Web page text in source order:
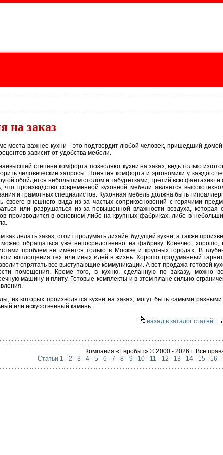
на заказ
места важнее кухни - это подтвердит любой человек, пришедший
зависит от удобства мебели.
степени комфорта позволяют кухни на заказ, ведь только
человеческие запросы. Понятия комфорта и эргономики у каждого
обойдется небольшим столом и табуретками, третий всю фантазию
что производство современной кухонной мебели является
и грамотных специалистов. Кухонная мебель должна быть
своего внешнего вида из-за частых соприкосновений с горячими
или разрушаться из-за повышенной влажности воздуха, которая
производится в основном либо на крупных фабриках, либо в
как делать заказ, стоит продумать дизайн будущей кухни, а также
обращаться уже непосредственно на фабрику. Конечно,
проблем не имеется только в Москве и крупных городах. В
воплощения тех или иных идей в жизнь. Хорошо продуманный
спрятать все выступающие коммуникации. А вот продажа готовой
помещения. Кроме того, в кухню, сделанную по заказу, можно
машину и плиту. Готовые комплекты и в этом плане сильно
из которых производятся кухни на заказ, могут быть самыми
или искусственный камень.
назад в каталог статей
Компания «Евробыт» © 2000 - 2026 г. Все
Статьи 1 - 2 - 3 - 4- 5 - 6 - 7 - 8- 9 - 10- 11 - 12 - 13 - 14- 15 - 16 -